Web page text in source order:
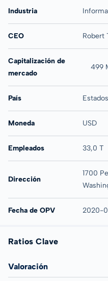
Industria
CEO Robert
Capitalización de
mercado
499
País
Moneda USD
Empleados 33,0 T
Dirección
1700
Fecha de OPV 2020-
Ratios Clave
Valoración